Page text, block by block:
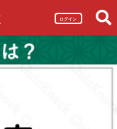
ログイン